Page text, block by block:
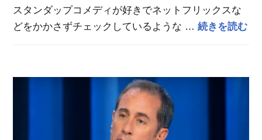
スタンダップコメディが好きでネットフリックスな
どをかかさずチェックしているような …続きを読むア